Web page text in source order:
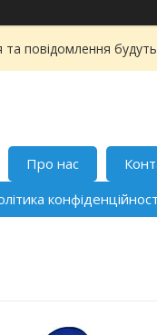
повідомлення
Про нас